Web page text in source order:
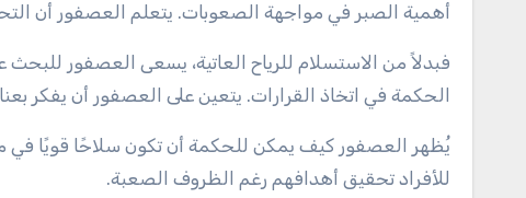
أهمية الصبر في مواجهة الصعوبات. يتعلم العصفور أن
فبدلاً من الاستسلام للرياح العاتية، يسعى العصفور
الحكمة في اتخاذ القرارات. يتعين على العصفور أن يفكر
يُظهر العصفور كيف يمكن للحكمة أن تكون سلاحًا قويًا في
للأفراد تحقيق أهدافهم رغم الظروف الصعبة.